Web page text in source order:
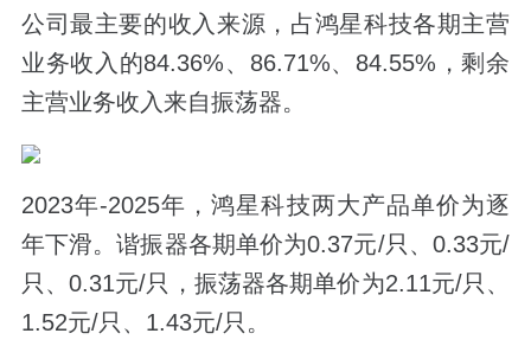
公司最主要的收入来源，占鸿星科技各期主营
业务收入的84.36%、86.71%、84.55%，剩余
主营业务收入来自振荡器。
2023年-2025年，鸿星科技两大产品单价为逐
年下滑。谐振器各期单价为0.37元/只、0.33元/
只、0.31元/只，振荡器各期单价为2.11元/只、
1.52元/只、1.43元/只。